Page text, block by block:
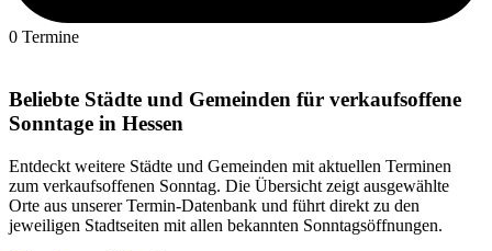
0 Termine
Beliebte Städte und Gemeinden für verkaufsoffene
Sonntage in Hessen
Entdeckt weitere Städte und Gemeinden mit aktuellen Terminen
zum verkaufsoffenen Sonntag. Die Übersicht zeigt ausgewählte
Orte aus unserer Termin-Datenbank und führt direkt zu den
jeweiligen Stadtseiten mit allen bekannten Sonntagsöffnungen.